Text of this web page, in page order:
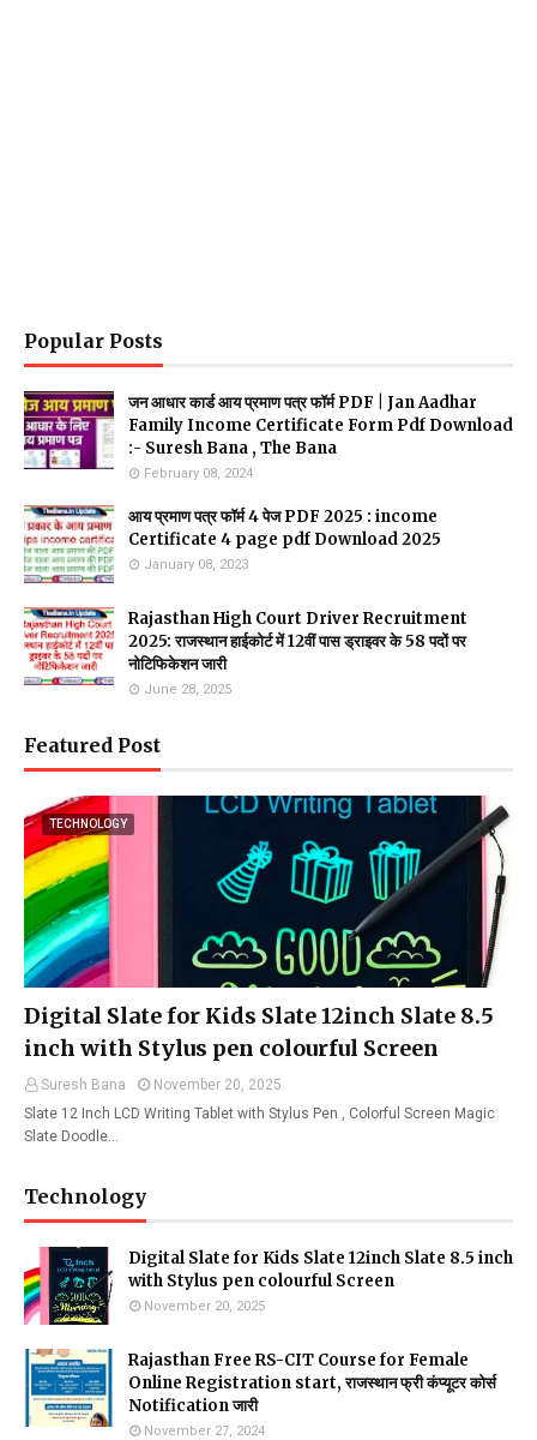
Popular Posts
जन आधार कार्ड आय प्रमाण पत्र फॉर्म PDF | Jan Aadhar
Family Income Certificate Form Pdf Download
:- Suresh Bana , The Bana
February 08, 2024
आय प्रमाण पत्र फॉर्म 4 पेज PDF 2025 : income
Certificate 4 page pdf Download 2025
January 08, 2023
Rajasthan High Court Driver Recruitment
2025: राजस्थान हाईकोर्ट में 12वीं पास ड्राइवर के 58 पदों पर
नोटिफिकेशन जारी
June 28, 2025
Featured Post
TECHNOLOGY
Digital Slate for Kids Slate 12inch Slate 8.5
inch with Stylus pen colourful Screen
Suresh Bana
November 20, 2025
Slate 12 Inch LCD Writing Tablet with Stylus Pen , Colorful Screen Magic
Slate Doodle…
Technology
Digital Slate for Kids Slate 12inch Slate 8.5 inch
with Stylus pen colourful Screen
November 20, 2025
Rajasthan Free RS-CIT Course for Female
Online Registration start, राजस्थान फ्री कंप्यूटर कोर्स
Notification जारी
November 27, 2024